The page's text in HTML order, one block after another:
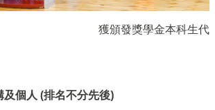
獎學金本科生代
個人 (排名不分先後)